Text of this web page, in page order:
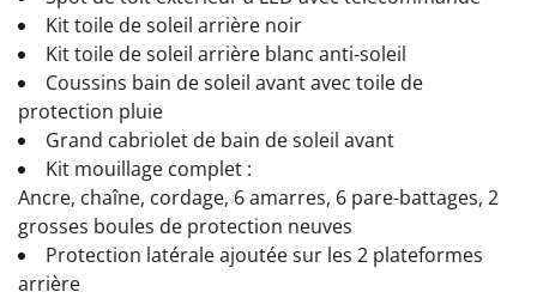
Kit toile de soleil arrière noir
Kit toile de soleil arrière blanc anti-soleil
Coussins bain de soleil avant avec toile de
protection pluie
Grand cabriolet de bain de soleil avant
Kit mouillage complet :
Ancre, chaîne, cordage, 6 amarres, 6 pare-battages, 2
grosses boules de protection neuves
Protection latérale ajoutée sur les 2 plateformes
arrière